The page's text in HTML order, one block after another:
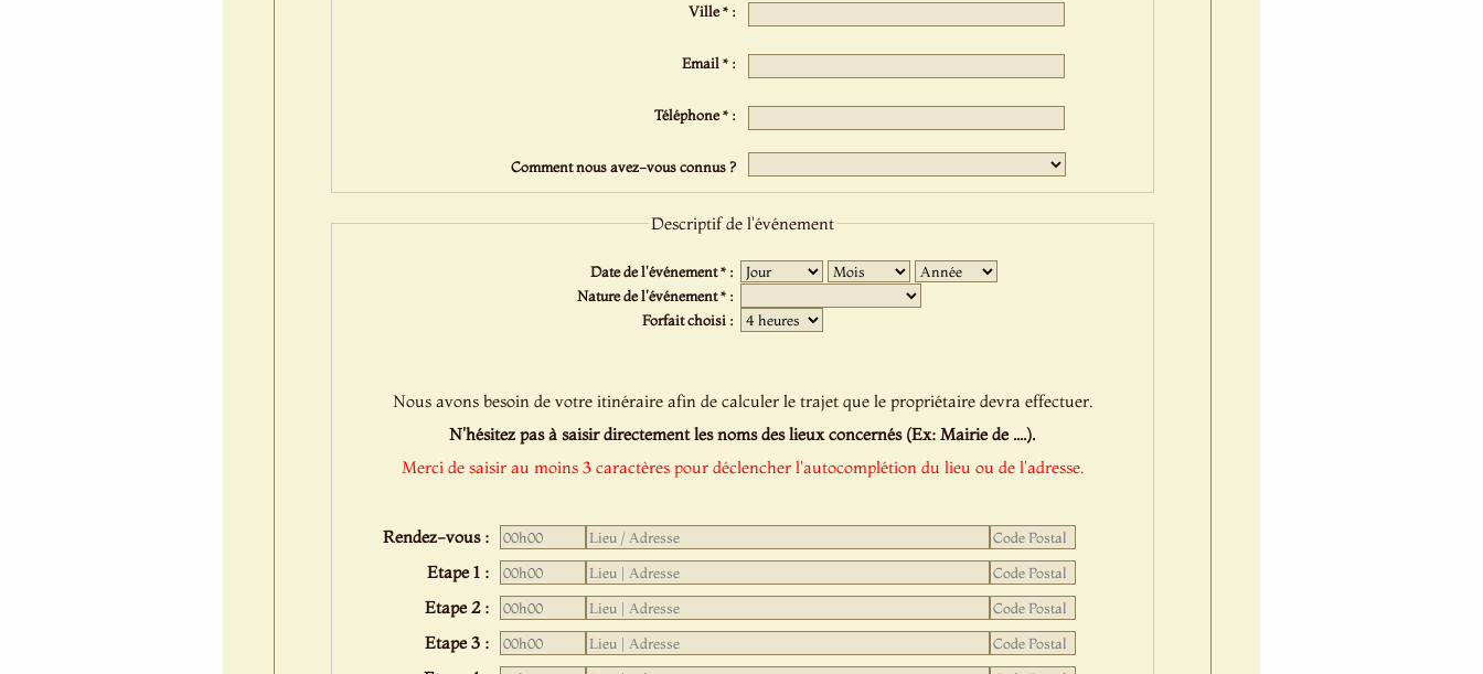
Ville * :
Email * :
Téléphone * :
Comment nous avez-vous connus ?
Descriptif de l'événement
Date de l'événement * : Jour
Nature de l'événement * :
Forfait choisi :
Nous avons besoin de votre itinéraire afin de calculer le trajet que le propriétaire devra effectuer.
N'hésitez pas à saisir directement les noms des lieux concernés (Ex: Mairie de ....).
Merci de saisir au moins 3 caractères pour déclencher l'autocomplétion du lieu ou de l'adresse.
Rendez-vous :
Etape 1 :
Etape 2 :
Etape 3 :